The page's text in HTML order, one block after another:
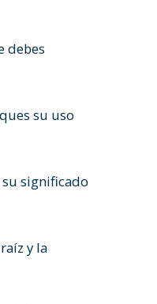
debes
su uso
significado
y la